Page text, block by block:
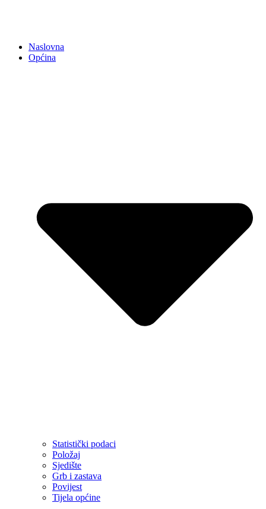
Naslovna
Općina
Statistički podaci
Položaj
Sjedište
Grb i zastava
Povijest
Tijela općine